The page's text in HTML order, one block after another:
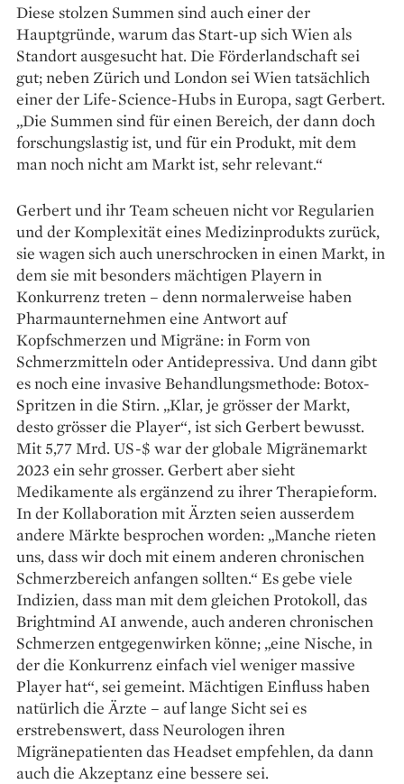
Diese stolzen Summen sind auch einer der
Hauptgründe, warum das Start-up sich Wien als
Standort ausgesucht hat. Die Förderlandschaft sei
gut; neben Zürich und London sei Wien tatsächlich
einer der Life-Science-Hubs in Europa, sagt Gerbert.
„Die Summen sind für einen Bereich, der dann doch
forschungslastig ist, und für ein Produkt, mit dem
man noch nicht am Markt ist, sehr relevant.“
Gerbert und ihr Team scheuen nicht vor Regularien
und der Kom­plexität eines Medizin­produkts zurück,
sie wagen sich auch un­erschrocken in einen Markt, in
dem sie mit besonders mächtigen Playern in
Konkurrenz treten – denn nor­malerweise haben
Pharmaunternehmen eine Antwort auf
Kopfschmerzen und Migräne: in Form von
Schmerzmitteln oder Anti­depressiva. Und dann gibt
es noch eine invasive Behandlungsmethode: Botox-
Spritzen in die Stirn. „Klar, je grösser der Markt,
desto grösser die Player“, ist sich Gerbert bewusst.
Mit 5,77 Mrd. US-$ war der globale Migränemarkt
2023 ein sehr grosser. Gerbert aber sieht
Medikamente als ergänzend zu ihrer Therapieform.
In der Kollaboration mit Ärzten seien ausserdem
andere Märkte besprochen worden: „Manche rieten
uns, dass wir doch mit einem anderen chronischen
Schmerz­bereich anfangen sollten.“ Es gebe viele
Indizien, dass man mit dem gleichen Protokoll, das
Brightmind AI anwende, auch anderen chronischen
Schmerzen entgegenwirken könne; „eine Nische, in
der die Konkurrenz einfach viel weniger massive
Player hat“, sei gemeint. Mächtigen Einfluss haben
natürlich die Ärzte – auf lange Sicht sei es
erstrebenswert, dass Neurologen ihren
Migränepatienten das Headset empfehlen, da dann
auch die Ak­zeptanz eine bessere sei.